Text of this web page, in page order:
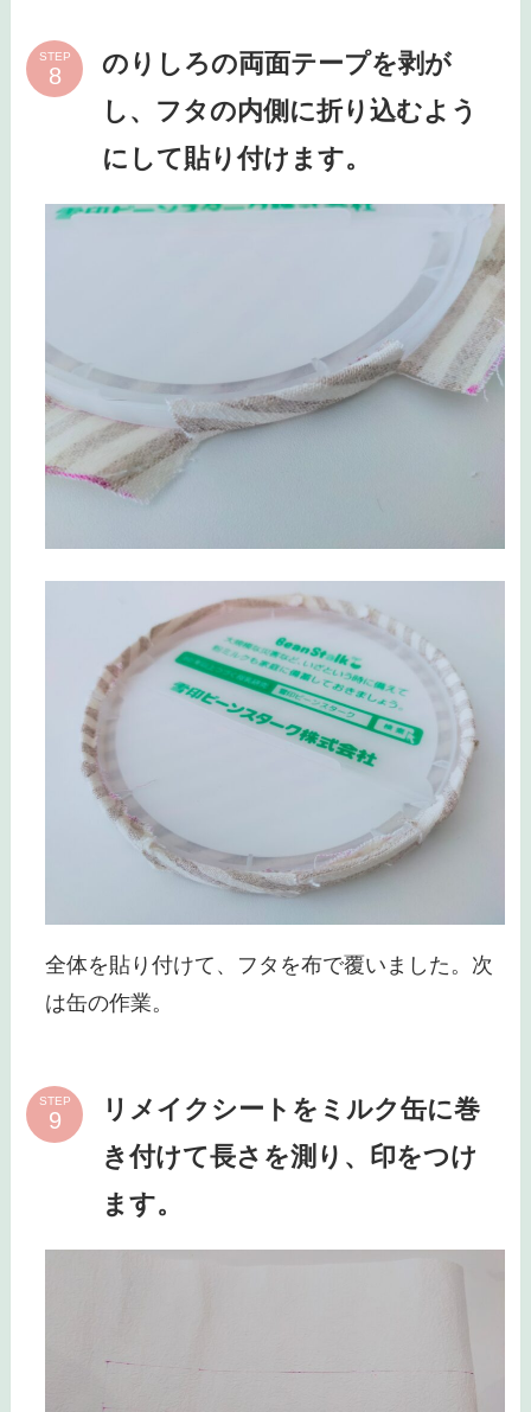
STEP
のりしろの両面テープを剥が
し、フタの内側に折り込むよう
にして貼り付けます。
全体を貼り付けて、フタを布で覆いました。次
は缶の作業。
STEP
リメイクシートをミルク缶に巻
き付けて長さを測り、印をつけ
ます。